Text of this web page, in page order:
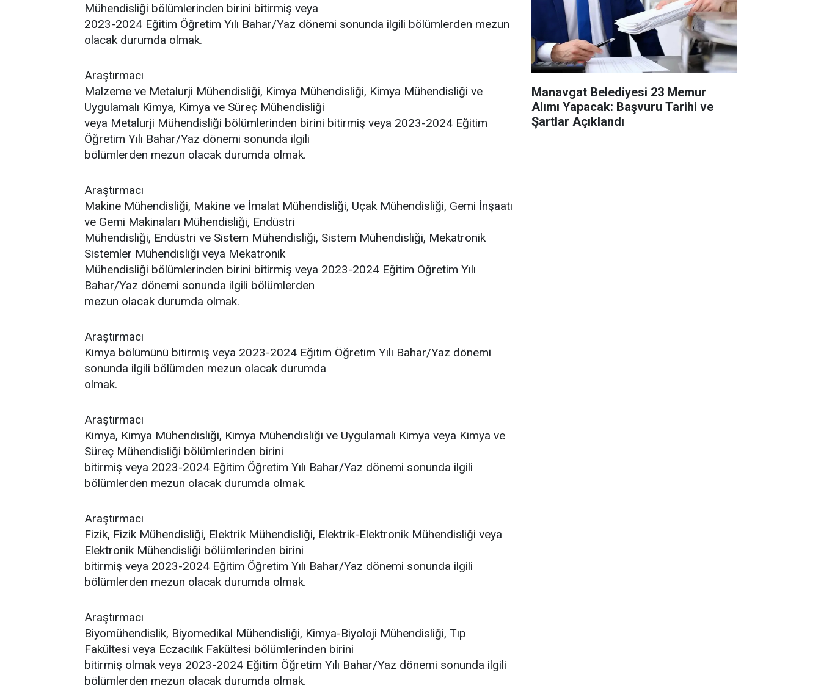
Mühendisliği bölümlerinden birini bitirmiş veya
2023-2024 Eğitim Öğretim Yılı Bahar/Yaz dönemi sonunda ilgili bölümlerden mezun
olacak durumda olmak.
Araştırmacı
Malzeme ve Metalurji Mühendisliği, Kimya Mühendisliği, Kimya Mühendisliği ve
Uygulamalı Kimya, Kimya ve Süreç Mühendisliği
veya Metalurji Mühendisliği bölümlerinden birini bitirmiş veya 2023-2024 Eğitim
Öğretim Yılı Bahar/Yaz dönemi sonunda ilgili
bölümlerden mezun olacak durumda olmak.
Araştırmacı
Makine Mühendisliği, Makine ve İmalat Mühendisliği, Uçak Mühendisliği, Gemi İnşaatı
ve Gemi Makinaları Mühendisliği, Endüstri
Mühendisliği, Endüstri ve Sistem Mühendisliği, Sistem Mühendisliği, Mekatronik
Sistemler Mühendisliği veya Mekatronik
Mühendisliği bölümlerinden birini bitirmiş veya 2023-2024 Eğitim Öğretim Yılı
Bahar/Yaz dönemi sonunda ilgili bölümlerden
mezun olacak durumda olmak.
Araştırmacı
Kimya bölümünü bitirmiş veya 2023-2024 Eğitim Öğretim Yılı Bahar/Yaz dönemi
sonunda ilgili bölümden mezun olacak durumda
olmak.
Araştırmacı
Kimya, Kimya Mühendisliği, Kimya Mühendisliği ve Uygulamalı Kimya veya Kimya ve
Süreç Mühendisliği bölümlerinden birini
bitirmiş veya 2023-2024 Eğitim Öğretim Yılı Bahar/Yaz dönemi sonunda ilgili
bölümlerden mezun olacak durumda olmak.
Araştırmacı
Fizik, Fizik Mühendisliği, Elektrik Mühendisliği, Elektrik-Elektronik Mühendisliği veya
Elektronik Mühendisliği bölümlerinden birini
bitirmiş veya 2023-2024 Eğitim Öğretim Yılı Bahar/Yaz dönemi sonunda ilgili
bölümlerden mezun olacak durumda olmak.
Araştırmacı
Biyomühendislik, Biyomedikal Mühendisliği, Kimya-Biyoloji Mühendisliği, Tıp
Fakültesi veya Eczacılık Fakültesi bölümlerinden birini
bitirmiş olmak veya 2023-2024 Eğitim Öğretim Yılı Bahar/Yaz dönemi sonunda ilgili
bölümlerden mezun olacak durumda olmak.
Manavgat Belediyesi 23 Memur
Alımı Yapacak: Başvuru Tarihi ve
Şartlar Açıklandı